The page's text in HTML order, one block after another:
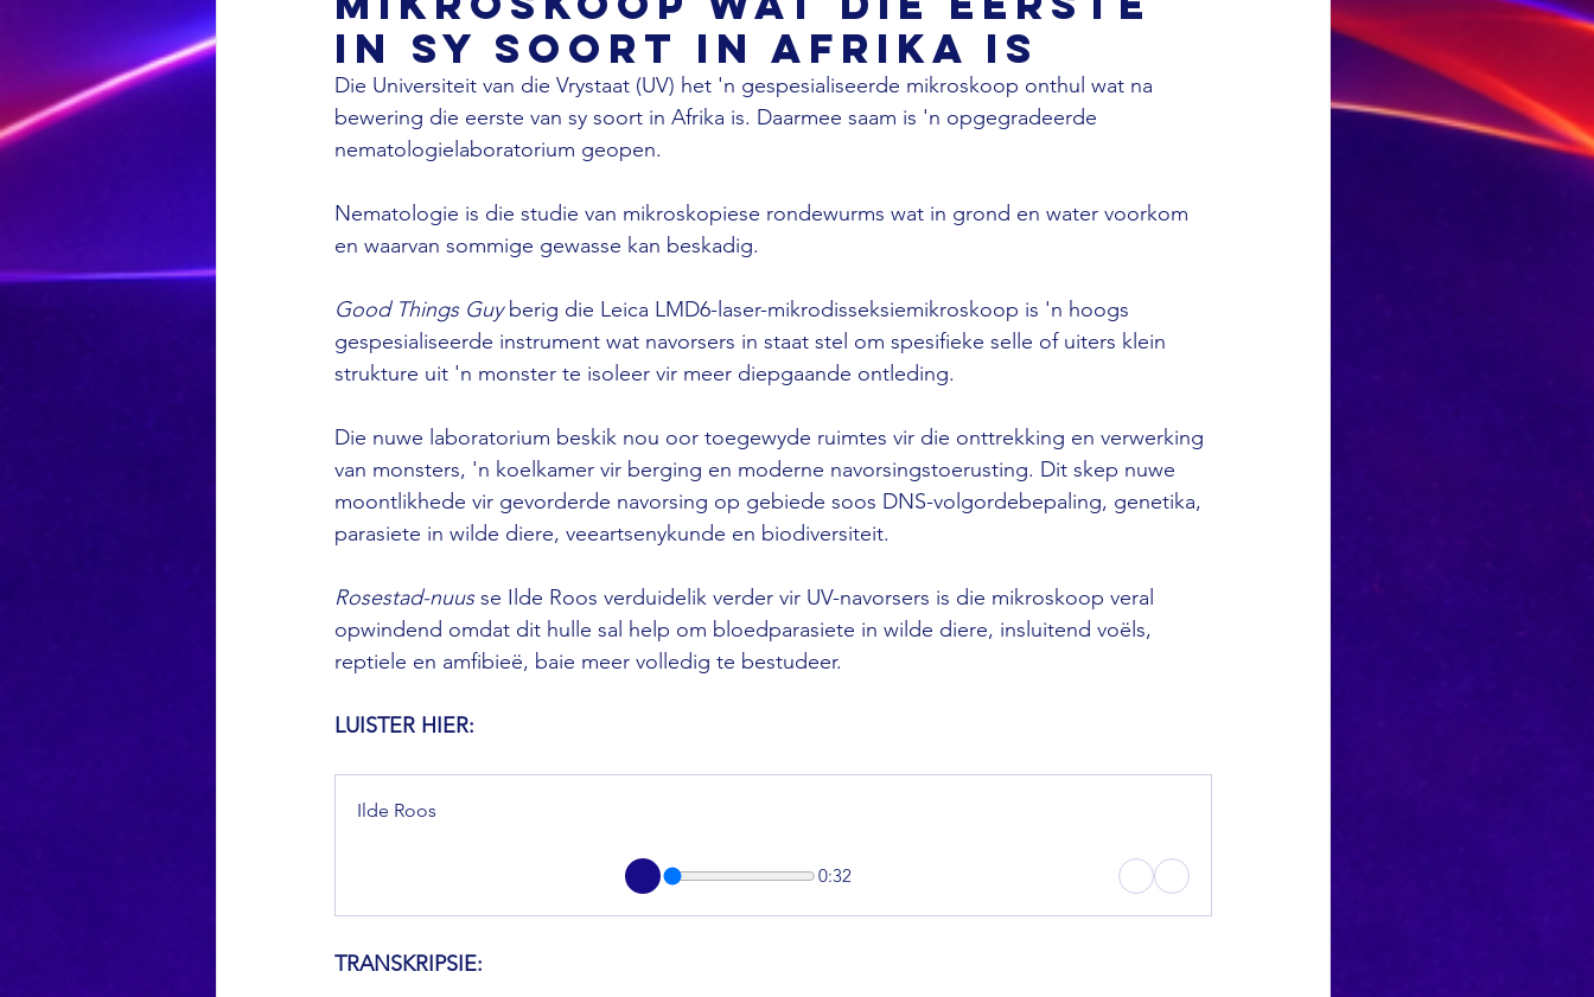
in sy soort in Afrika is
Die Universiteit van die Vrystaat (UV) het 'n gespesialiseerde mikroskoop onthul wat na
bewering die eerste van sy soort in Afrika is. Daarmee saam is 'n opgegradeerde
nematologielaboratorium geopen.
Nematologie is die studie van mikroskopiese rondewurms wat in grond en water voorkom
en waarvan sommige gewasse kan beskadig.
Good Things Guy berig die Leica LMD6-laser-mikrodisseksiemikroskoop is 'n hoogs
gespesialiseerde instrument wat navorsers in staat stel om spesifieke selle of uiters klein
strukture uit 'n monster te isoleer vir meer diepgaande ontleding.
Die nuwe laboratorium beskik nou oor toegewyde ruimtes vir die onttrekking en verwerking
van monsters, 'n koelkamer vir berging en moderne navorsingstoerusting. Dit skep nuwe
moontlikhede vir gevorderde navorsing op gebiede soos DNS-volgordebepaling, genetika,
parasiete in wilde diere, veeartsenykunde en biodiversiteit.
Rosestad-nuus se Ilde Roos verduidelik verder vir UV-navorsers is die mikroskoop veral
opwindend omdat dit hulle sal help om bloedparasiete in wilde diere, insluitend voëls,
reptiele en amfibieë, baie meer volledig te bestudeer.
LUISTER HIER:
Ilde Roos
0:32
TRANSKRIPSIE: